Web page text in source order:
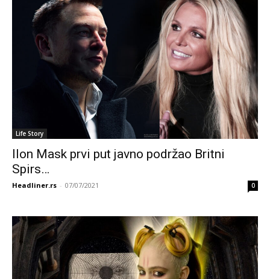
Life Story
Ilon Mask prvi put javno podržao Britni
Spirs…
Headliner.rs - 07/07/2021 0